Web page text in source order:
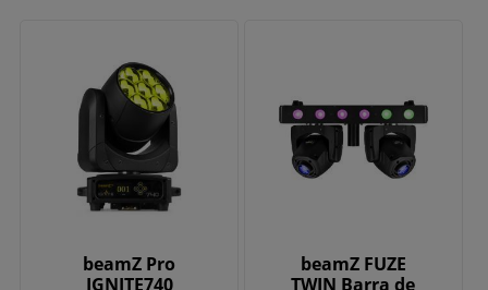
beamZ Pro
IGNITE740
beamZ FUZE
TWIN Barra de